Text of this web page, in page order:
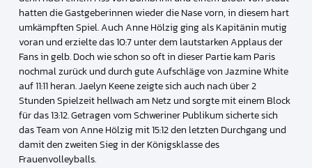
hatten die Gastgeberinnen wieder die Nase vorn, in diesem hart
umkämpften Spiel. Auch Anne Hölzig ging als Kapitänin mutig
voran und erzielte das 10:7 unter dem lautstarken Applaus der
Fans in gelb. Doch wie schon so oft in dieser Partie kam Paris
nochmal zurück und durch gute Aufschläge von Jazmine White
auf 11:11 heran. Jaelyn Keene zeigte sich auch nach über 2
Stunden Spielzeit hellwach am Netz und sorgte mit einem Block
für das 13:12. Getragen vom Schweriner Publikum sicherte sich
das Team von Anne Hölzig mit 15:12 den letzten Durchgang und
damit den zweiten Sieg in der Königsklasse des
Frauenvolleyballs.